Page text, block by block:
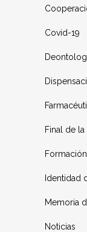
Covid-19
Final de la
Formación
Identidad
Memoria
Noticias